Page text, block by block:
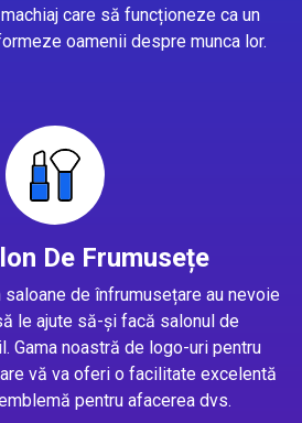
care să funcționeze ca un
oamenii despre munca lor.
De Frumusețe
de înfrumusețare au nevoie
le ajute să-și facă salonul de
Gama noastră de logo-uri pentru
vă va oferi o facilitate excelentă
pentru afacerea dvs.